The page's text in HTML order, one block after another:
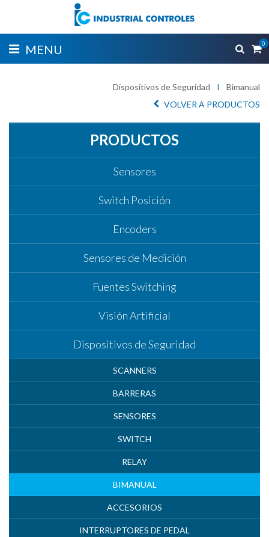
MENU 0
Dispositivos de Seguridad I
Bimanual
VOLVER A PRODUCTOS
PRODUCTOS
Sensores
Switch Posición
Encoders
Sensores de Medición
Fuentes Switching
Visión Artificial
Dispositivos de Seguridad
SCANNERS
BARRERAS
SENSORES
SWITCH
RELAY
BIMANUAL
ACCESORIOS
INTERRUPTORES DE PEDAL